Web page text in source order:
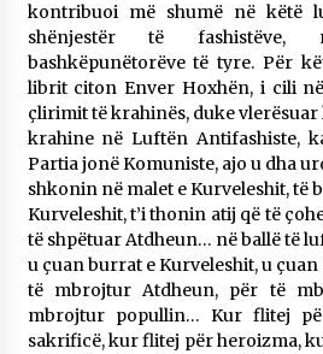
kontribuoi më shumë në këtë
shënjestër të fashistëve,
bashkëpunëtorëve të tyre. Për
librit citon Enver Hoxhën, i cili
çlirimit të krahinës, duke
krahine në Luftën Antifashiste,
Partia jonë Komuniste, ajo u dha
shkonin në malet e Kurveleshit, të
Kurveleshit, t’i thonin atij që të
të shpëtuar Atdheun… në ballë të
u çuan burrat e Kurveleshit, u
të mbrojtur Atdheun, për të
mbrojtur popullin… Kur flitej
sakrificë, kur flitej për heroizma,